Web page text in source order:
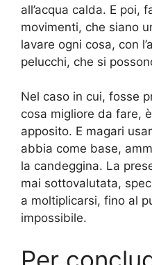
all’acqua calda. E poi,
movimenti, che siano
lavare ogni cosa, con
pelucchi, che si
Nel caso in cui, fosse
cosa migliore da fare,
apposito. E magari
abbia come base,
la candeggina. La
mai sottovalutata,
a moltiplicarsi, fino al
impossibile.